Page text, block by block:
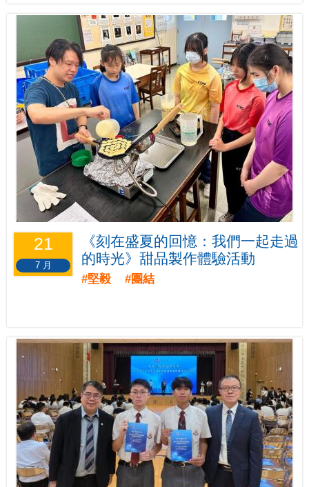
21
7 月
《刻在盛夏的回憶：我們一起走過
的時光》甜品製作體驗活動
#堅毅 #團結